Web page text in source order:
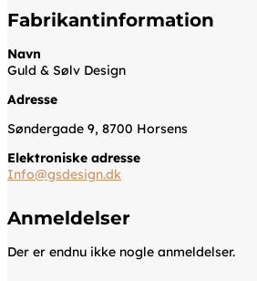
Fabrikantinformation
Navn
Guld & Sølv Design
Adresse
Søndergade 9, 8700 Horsens
Elektroniske adresse
Info@gsdesign.dk
Anmeldelser
Der er endnu ikke nogle anmeldelser.